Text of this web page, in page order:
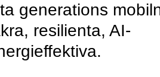
generations
resilienta, AI-